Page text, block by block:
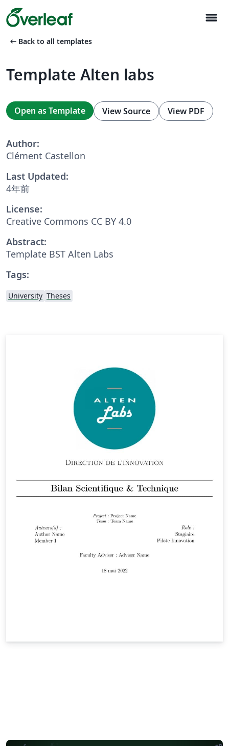
menu
arrow_left_alt Back to all templates
Template Alten labs
Open as Template View Source View PDF
Author:
Clément Castellon
Last Updated:
4年前
License:
Creative Commons CC BY 4.0
Abstract:
Template BST Alten Labs
Tags:
University Theses